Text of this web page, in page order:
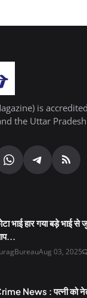
is
the Uttar
भाई हार गया बड़े भाई
Aug 03, 2025
News : पत्नी को